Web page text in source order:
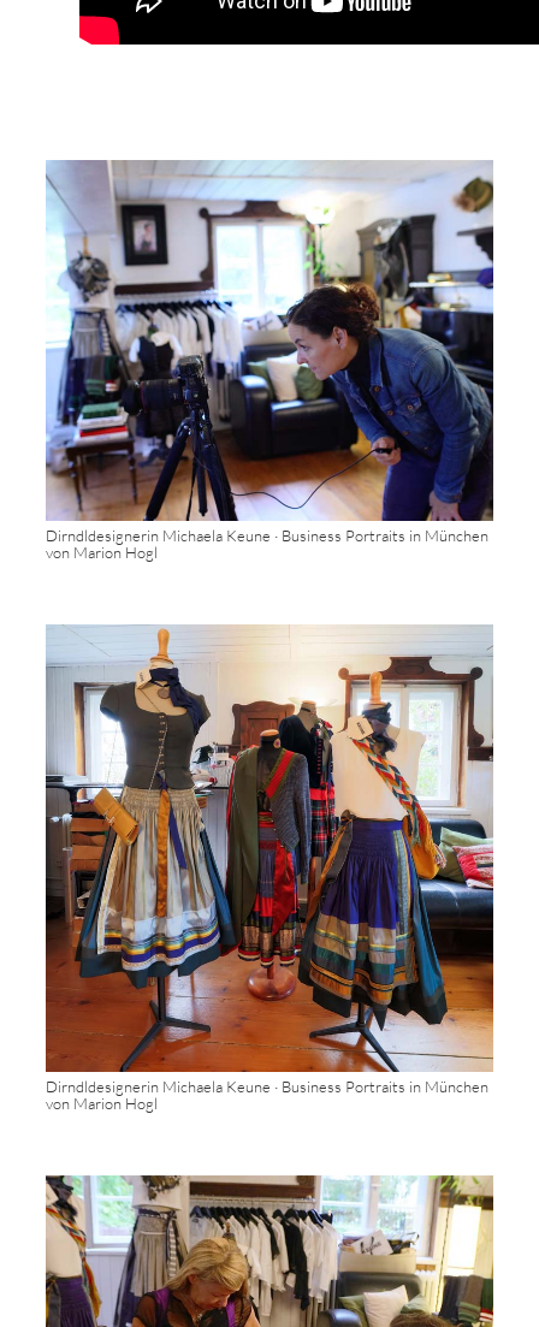
Dirndldesignerin Michaela Keune · Business Portraits in München
von Marion Hogl
Dirndldesignerin Michaela Keune · Business Portraits in München
von Marion Hogl